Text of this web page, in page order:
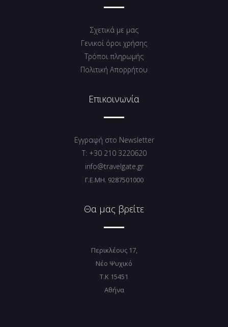
Σχετικά με μας
Γενικοί όροι χρήσης
Tρόποι πληρωμής
Πολιτική Απορρήτου
Επικοινωνία
Εγγραφή στο Newsletter
T: +30 210 3220620
info@travelgate.gr
Γ.Ε.ΜΗ. 9287501000
Θα μας βρείτε
Περικλέους 17,
Νέο Ψυχικό
T.K 15451
Αθήνα